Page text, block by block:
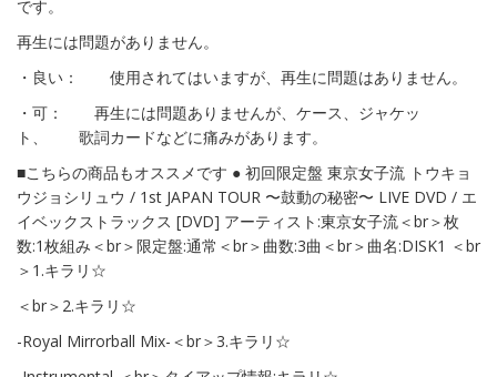
です。
再生には問題がありません。
・良い： 使用されてはいますが、再生に問題はありません。
・可： 再生には問題ありませんが、ケース、ジャケッ
ト、 歌詞カードなどに痛みがあります。
■こちらの商品もオススメです ● 初回限定盤 東京女子流 トウキョ
ウジョシリュウ / 1st JAPAN TOUR 〜鼓動の秘密〜 LIVE DVD / エ
イベックストラックス [DVD] アーティスト:東京女子流＜br＞枚
数:1枚組み＜br＞限定盤:通常＜br＞曲数:3曲＜br＞曲名:DISK1 ＜br
＞1.キラリ☆
＜br＞2.キラリ☆
-Royal Mirrorball Mix-＜br＞3.キラリ☆